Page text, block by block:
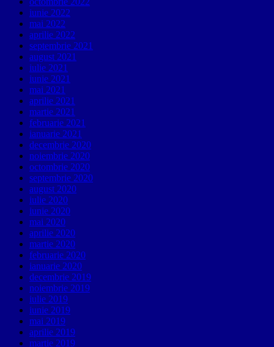
iunie 2022
mai 2022
aprilie 2022
septembrie 2021
august 2021
iulie 2021
iunie 2021
mai 2021
aprilie 2021
martie 2021
februarie 2021
ianuarie 2021
decembrie 2020
noiembrie 2020
octombrie 2020
septembrie 2020
august 2020
iulie 2020
iunie 2020
mai 2020
aprilie 2020
martie 2020
februarie 2020
ianuarie 2020
decembrie 2019
noiembrie 2019
iulie 2019
iunie 2019
mai 2019
aprilie 2019
martie 2019